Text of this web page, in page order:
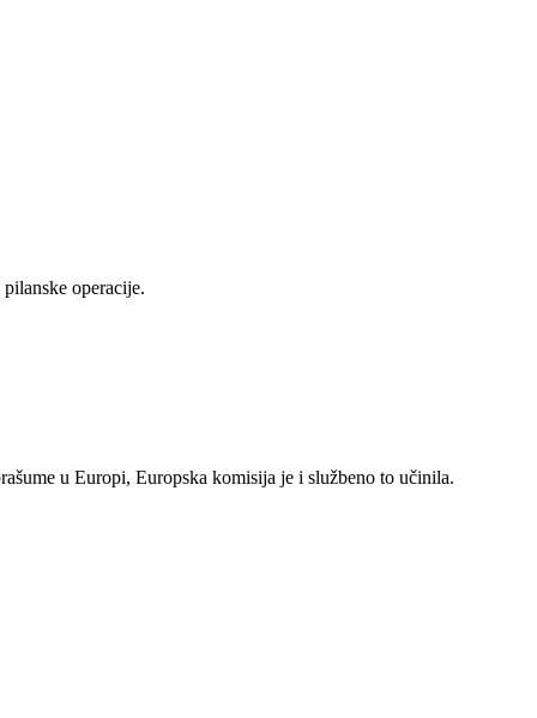
operacije.
u Europi, Europska komisija je i službeno to učinila.